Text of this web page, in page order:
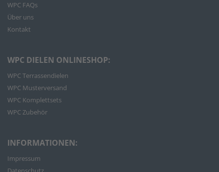
WPC FAQs
Über uns
Kontakt
WPC DIELEN ONLINESHOP:
WPC Terrassendielen
WPC Musterversand
WPC Komplettsets
WPC Zubehör
INFORMATIONEN:
Impressum